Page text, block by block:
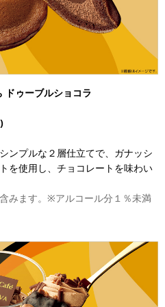
ドゥーブルショコラ
ンプルな２層仕立てで、ガナッシ
を使用し、チョコレートを味わい
みます。※アルコール分１％未満